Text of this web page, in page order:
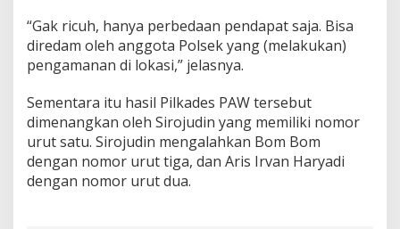
“Gak ricuh, hanya perbedaan pendapat saja. Bisa
diredam oleh anggota Polsek yang (melakukan)
pengamanan di lokasi,” jelasnya.
Sementara itu hasil Pilkades PAW tersebut
dimenangkan oleh Sirojudin yang memiliki nomor
urut satu. Sirojudin mengalahkan Bom Bom
dengan nomor urut tiga, dan Aris Irvan Haryadi
dengan nomor urut dua.